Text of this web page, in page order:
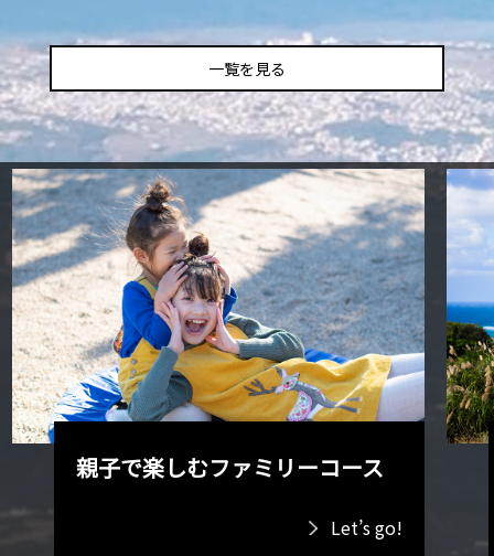
一覧を見る
親子で楽しむファミリーコース
Let’s go!